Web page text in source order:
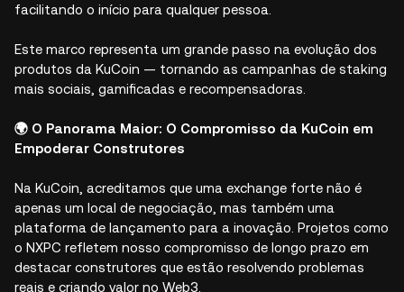
facilitando o início para qualquer pessoa.
Este marco representa um grande passo na evolução dos
produtos da KuCoin — tornando as campanhas de staking
mais sociais, gamificadas e recompensadoras.
🌍 O Panorama Maior: O Compromisso da KuCoin em
Empoderar Construtores
Na KuCoin, acreditamos que uma exchange forte não é
apenas um local de negociação, mas também uma
plataforma de lançamento para a inovação. Projetos como
o NXPC refletem nosso compromisso de longo prazo em
destacar construtores que estão resolvendo problemas
reais e criando valor no Web3.